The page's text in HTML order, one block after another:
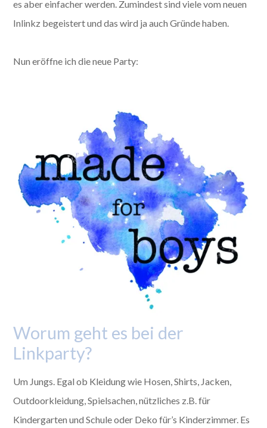
es aber einfacher werden. Zumindest sind viele vom neuen
Inlinkz begeistert und das wird ja auch Gründe haben.
Nun eröffne ich die neue Party:
Worum geht es bei der
Linkparty?
Um Jungs. Egal ob Kleidung wie Hosen, Shirts, Jacken,
Outdoorkleidung, Spielsachen, nützliches z.B. für
Kindergarten und Schule oder Deko für’s Kinderzimmer. Es